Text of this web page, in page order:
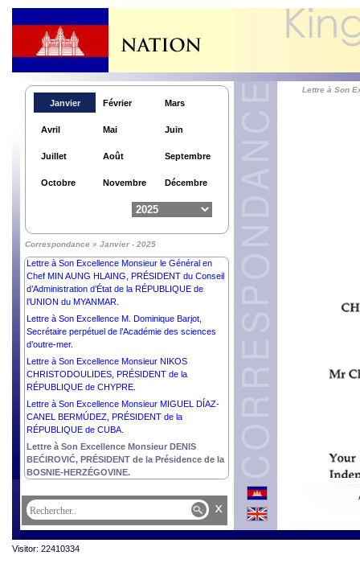
Janvier Février Mars
Avril Mai Juin
Juillet Août Septembre
Octobre Novembre Décembre
Correspondance » Janvier - 2025
KIRO, GOUVERNEURE GÉNÉRALE de la
Lettre à Son Excellence Monsieur ANURA KUMARA
DISSANAYAKE, PRÉSIDENT de la RÉPUBLIQUE
Lettre à Son Excellence Madame DROUPADI
MURMU, PRÉSIDENTE de la RÉPUBLIQUE de
l’INDE.
MOSTYN AC, GOUVERNEURE GÉNÉRALE du
AL SISI, PRÉSIDENT de la RÉPUBLIQUE ARABE
Lettre à Son Excellence Dr Devyani Khobragade,
Ancienne Ambassadrice Extraordinaire et
Plénipotentiaire de la République de l’Inde auprès du
Royaume du Cambodge.
Lettre à Son Excellence Monsieur le Général en
Chef MIN AUNG HLAING, PRÉSIDENT du Conseil
d’Administration d’État de la RÉPUBLIQUE de
l’UNION du MYANMAR.
Lettre à Son Excellence M. Dominique Barjot,
Secrétaire perpétuel de l’Académie des sciences
d’outre-mer.
Lettre à Son Excellence Monsieur NIKOS
CHRISTODOULIDES, PRÉSIDENT de la
RÉPUBLIQUE de CHYPRE.
Lettre à Son Excellence Monsieur MIGUEL DÍAZ-
CANEL BERMÚDEZ, PRÉSIDENT de la
RÉPUBLIQUE de CUBA.
Lettre à Son Excellence Monsieur DENIS
BEĆIROVIĆ, PRÉSIDENT de la Présidence de la
BOSNIE-HERZÉGOVINE.
Lettre à Son
x
Visitor: 22410334